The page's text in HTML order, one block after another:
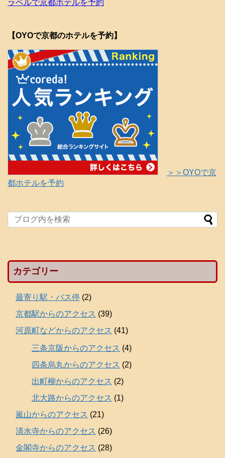
ラベルで京都ホテルを予約
【OYOで京都のホテルを予約】
＞＞OYOで京
都ホテルを予約
カテゴリー
最寄り駅・バス停 (2)
京都駅からのアクセス (39)
河原町などからのアクセス (41)
三条京阪からのアクセス (4)
四条烏丸からのアクセス (2)
出町柳からのアクセス (2)
北大路からのアクセス (1)
嵐山からのアクセス (21)
清水寺からのアクセス (26)
金閣寺からのアクセス (28)